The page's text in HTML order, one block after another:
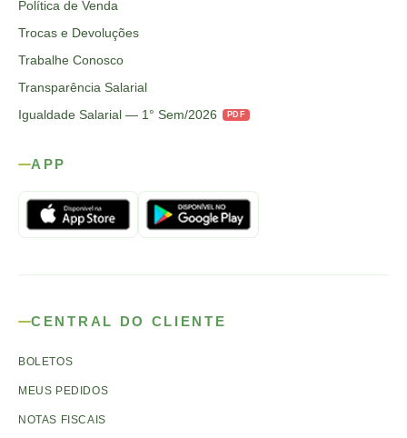
Política de Venda
Trocas e Devoluções
Trabalhe Conosco
Transparência Salarial
Igualdade Salarial — 1° Sem/2026
PDF
APP
CENTRAL DO CLIENTE
BOLETOS
MEUS PEDIDOS
NOTAS FISCAIS